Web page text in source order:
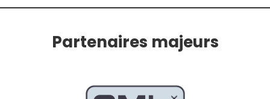
Partenaires majeurs